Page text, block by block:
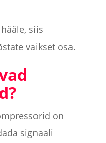
siis
vaikset osa.
on
signaali